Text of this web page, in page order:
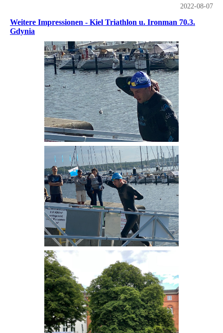
2022-08-07
Weitere Impressionen - Kiel Triathlon u. Ironman 70.3.
Gdynia